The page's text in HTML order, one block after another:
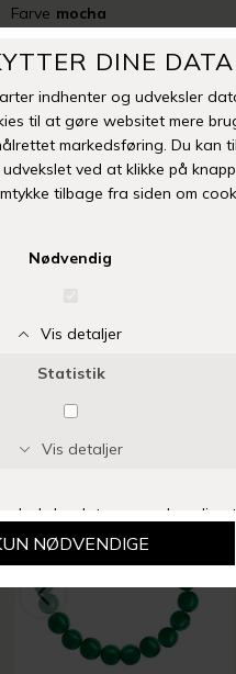
Farve mocha
- +
Vi anbefaler også